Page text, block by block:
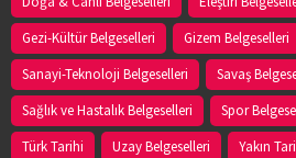
Gezi-Kültür Belgeselleri
Gizem Belgeselleri
Sanayi-Teknoloji Belgeselleri
Savaş
Sağlık ve Hastalık Belgeselleri
Spor
Türk Tarihi
Uzay Belgeselleri Yakın